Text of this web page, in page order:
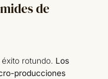
de
rotundo. Los
producciones